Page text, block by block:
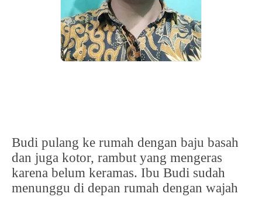
Budi pulang ke rumah dengan baju basah
dan juga kotor, rambut yang mengeras
karena belum keramas. Ibu Budi sudah
menunggu di depan rumah dengan wajah